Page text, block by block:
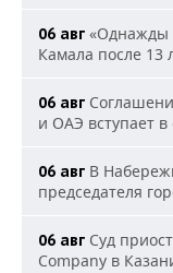
06 авг «Однажды
Камала после 13
06 авг
и ОАЭ вступает в
06 авг В
председателя
06 авг Суд
Company в